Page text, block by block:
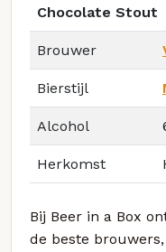
Chocolate Stout
Brouwer
Bierstijl
Alcohol
Herkomst
Bij Beer in a Box
de beste